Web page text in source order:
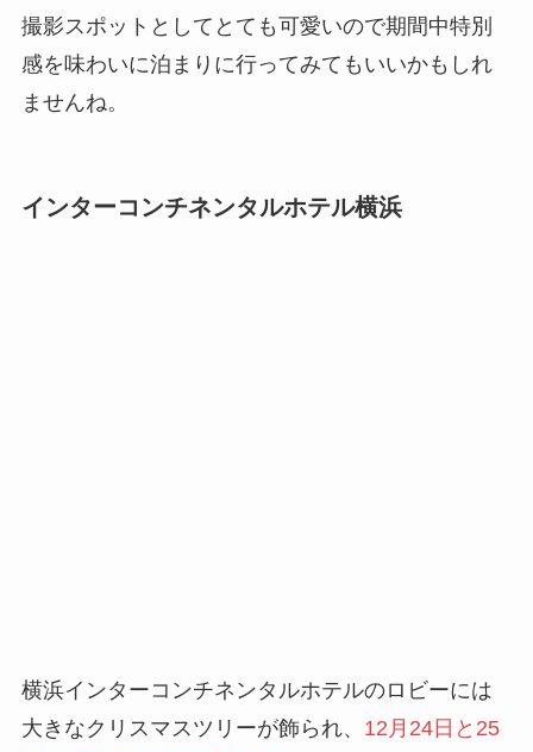
撮影スポットとしてとても可愛いので期間中特別
感を味わいに泊まりに行ってみてもいいかもしれ
ませんね。
インターコンチネンタルホテル横浜
横浜インターコンチネンタルホテルのロビーには
大きなクリスマスツリーが飾られ、 12月24日と25